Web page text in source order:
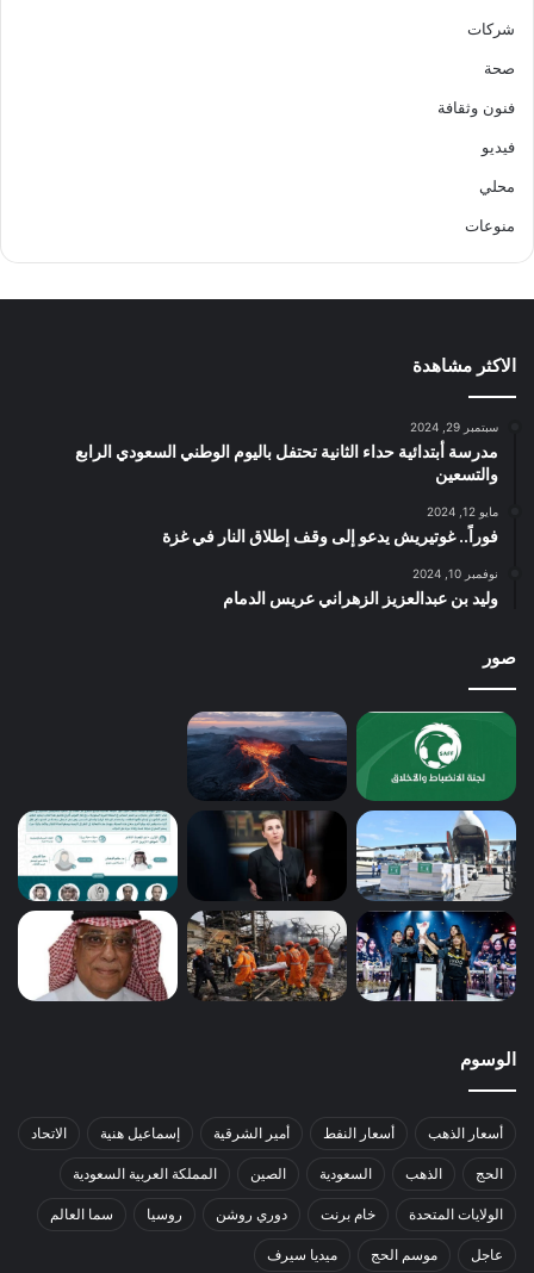
شركات
صحة
فنون وثقافة
فيديو
محلي
منوعات
الاكثر مشاهدة
سبتمبر 29, 2024
مدرسة أبتدائية حداء الثانية تحتفل باليوم الوطني السعودي الرابع
والتسعين
مايو 12, 2024
فوراً.. غوتيريش يدعو إلى وقف إطلاق النار في غزة
نوفمبر 10, 2024
وليد بن عبدالعزيز الزهراني عريس الدمام
صور
الوسوم
أسعار الذهب أسعار النفط أمير الشرقية إسماعيل هنية الاتحاد
الحج الذهب السعودية الصين المملكة العربية السعودية
الولايات المتحدة خام برنت دوري روشن روسيا سما العالم
عاجل موسم الحج ميديا سيرف